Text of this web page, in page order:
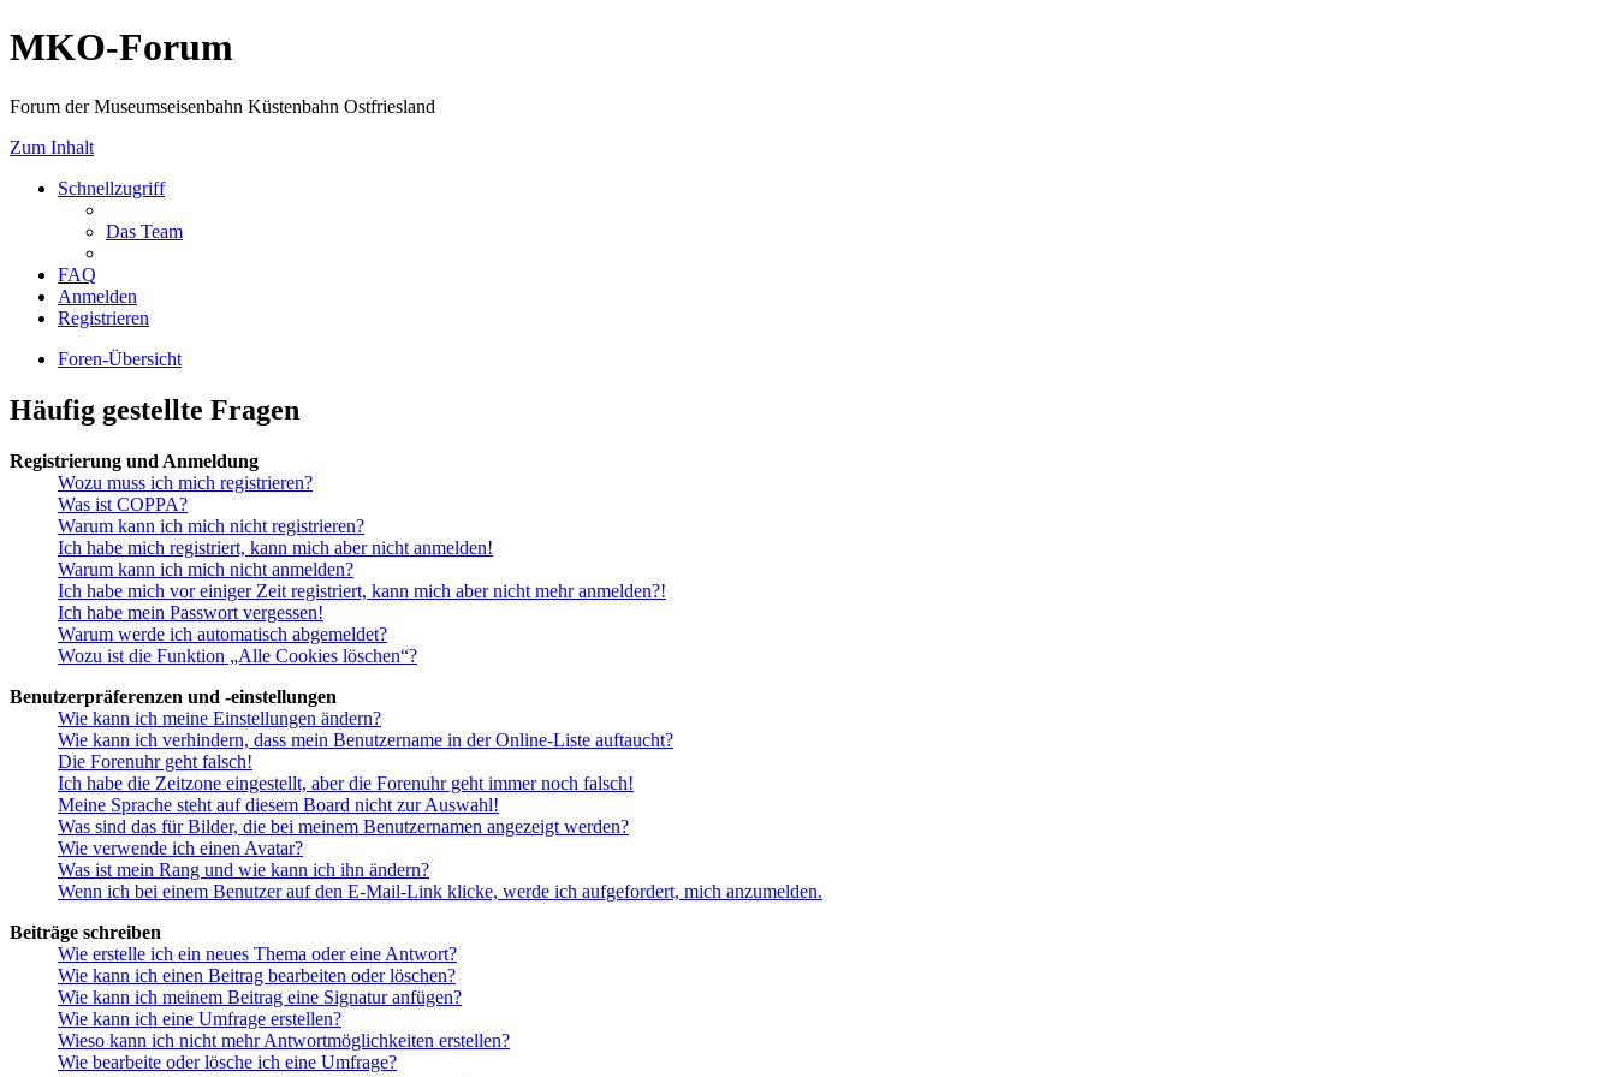
MKO-Forum
Forum der Museumseisenbahn Küstenbahn Ostfriesland
Zum Inhalt
Schnellzugriff
Das Team
FAQ
Anmelden
Registrieren
Foren-Übersicht
Häufig gestellte Fragen
Registrierung und Anmeldung
Wozu muss ich mich registrieren?
Was ist COPPA?
Warum kann ich mich nicht registrieren?
Ich habe mich registriert, kann mich aber nicht anmelden!
Warum kann ich mich nicht anmelden?
Ich habe mich vor einiger Zeit registriert, kann mich aber nicht mehr anmelden?!
Ich habe mein Passwort vergessen!
Warum werde ich automatisch abgemeldet?
Wozu ist die Funktion „Alle Cookies löschen“?
Benutzerpräferenzen und -einstellungen
Wie kann ich meine Einstellungen ändern?
Wie kann ich verhindern, dass mein Benutzername in der Online-Liste auftaucht?
Die Forenuhr geht falsch!
Ich habe die Zeitzone eingestellt, aber die Forenuhr geht immer noch falsch!
Meine Sprache steht auf diesem Board nicht zur Auswahl!
Was sind das für Bilder, die bei meinem Benutzernamen angezeigt werden?
Wie verwende ich einen Avatar?
Was ist mein Rang und wie kann ich ihn ändern?
Wenn ich bei einem Benutzer auf den E-Mail-Link klicke, werde ich aufgefordert, mich anzumelden.
Beiträge schreiben
Wie erstelle ich ein neues Thema oder eine Antwort?
Wie kann ich einen Beitrag bearbeiten oder löschen?
Wie kann ich meinem Beitrag eine Signatur anfügen?
Wie kann ich eine Umfrage erstellen?
Wieso kann ich nicht mehr Antwortmöglichkeiten erstellen?
Wie bearbeite oder lösche ich eine Umfrage?